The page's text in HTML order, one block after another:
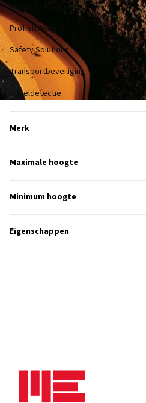
Messen en zagen
Profielcilinders
Safety Solutions
Transportbeveiliging
Kabeldetectie
Merk
Maximale hoogte
Minimum hoogte
Eigenschappen